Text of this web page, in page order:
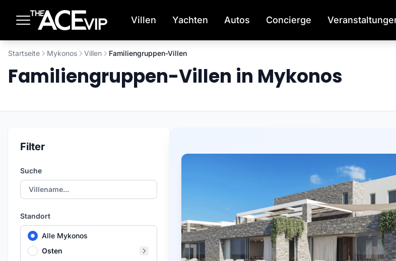
Villen Yachten Autos Concierge
Startseite Mykonos Villen Familiengruppen-Villen
Familiengruppen-Villen in Mykonos
Filter
Suche
Standort
Alle Mykonos
Osten